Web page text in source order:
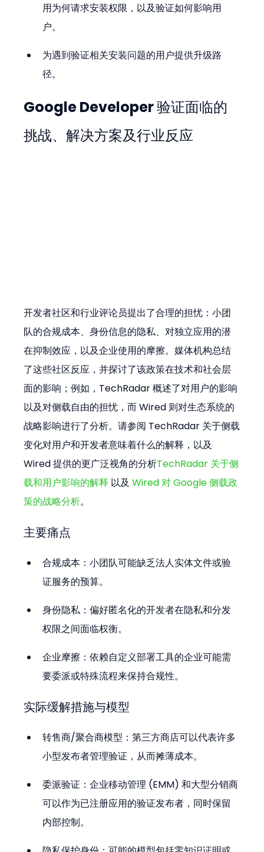
用为何请求安装权限，以及验证如何影响用
户。
为遇到验证相关安装问题的用户提供升级路
径。
Google Developer 验证面临的
挑战、解决方案及行业反应
开发者社区和行业评论员提出了合理的担忧：小团
队的合规成本、身份信息的隐私、对独立应用的潜
在抑制效应，以及企业使用的摩擦。媒体机构总结
了这些社区反应，并探讨了该政策在技术和社会层
面的影响；例如，TechRadar 概述了对用户的影响
以及对侧载自由的担忧，而 Wired 则对生态系统的
战略影响进行了分析。请参阅 TechRadar 关于侧载
变化对用户和开发者意味着什么的解释，以及
Wired 提供的更广泛视角的分析TechRadar 关于侧
载和用户影响的解释 以及 Wired 对 Google 侧载政
策的战略分析。
主要痛点
合规成本：小团队可能缺乏法人实体文件或验
证服务的预算。
身份隐私：偏好匿名化的开发者在隐私和分发
权限之间面临权衡。
企业摩擦：依赖自定义部署工具的企业可能需
要委派或特殊流程来保持合规性。
实际缓解措施与模型
转售商/聚合商模型：第三方商店可以代表许多
小型发布者管理验证，从而摊薄成本。
委派验证：企业移动管理 (EMM) 和大型分销商
可以作为已注册应用的验证发布者，同时保留
内部控制。